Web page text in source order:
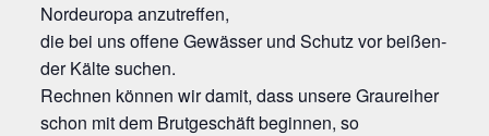
Nord­eu­ro­pa anzutreffen,
die bei uns offe­ne Gewäs­ser und Schutz vor bei­ßen­
der Käl­te suchen.
Rech­nen kön­nen wir damit, dass unse­re Grau­rei­her
schon mit dem Brut­ge­schäft begin­nen, so